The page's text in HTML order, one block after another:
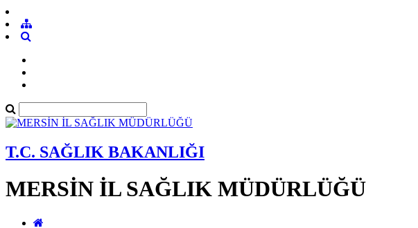
T.C. SAĞLIK BAKANLIĞI
MERSİN İL SAĞLIK MÜDÜRLÜĞÜ